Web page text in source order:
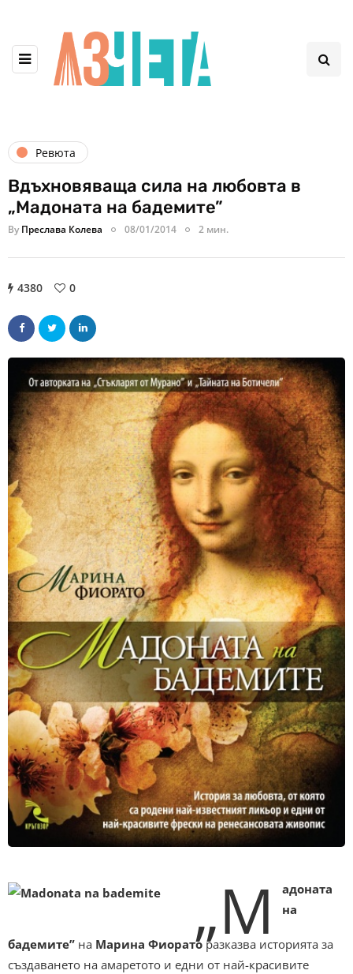
Ревюта
Вдъхновяваща сила на любовта в
„Мадоната на бадемите”
By Преслава Колева 08/01/2014 2 мин.
4380 0
„М
адоната
на
бадемите” на Марина Фиорато разказва историята за
създаването на амаретото и едни от най-красивите